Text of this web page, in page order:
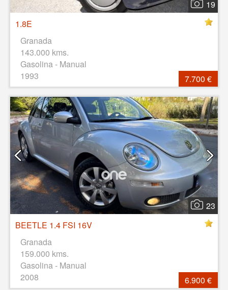
19
1.8E
Granada
143.000 kms.
Gasolina - Manual
1993
7.700 €
23
BEETLE 1.4 FSI 16V
Granada
159.000 kms.
Gasolina - Manual
2008
6.900 €